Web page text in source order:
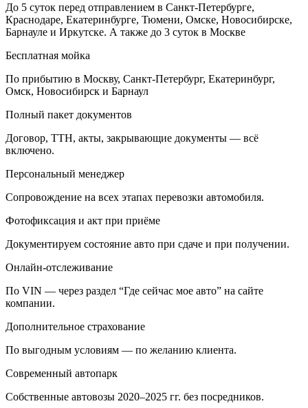
До 5 суток перед отправлением в Санкт-Петербурге,
Краснодаре, Екатеринбурге, Тюмени, Омске, Новосибирске,
Барнауле и Иркутске. А также до 3 суток в Москве
Бесплатная мойка
По прибытию в Москву, Санкт-Петербург, Екатеринбург,
Омск, Новосибирск и Барнаул
Полный пакет документов
Договор, ТТН, акты, закрывающие документы — всё
включено.
Персональный менеджер
Сопровождение на всех этапах перевозки автомобиля.
Фотофиксация и акт при приёме
Документируем состояние авто при сдаче и при получении.
Онлайн-отслеживание
По VIN — через раздел “Где сейчас мое авто” на сайте
компании.
Дополнительное страхование
По выгодным условиям — по желанию клиента.
Современный автопарк
Собственные автовозы 2020–2025 гг. без посредников.